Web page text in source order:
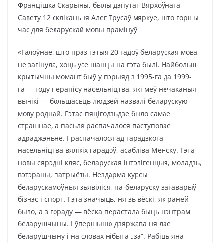
Францішка Скарыны, былы дэпутат Вярхоўнага
Савету 12 скліканьня Алег Трусаў мяркуе, што горшы
час для беларускай мовы прамінуў:
«Галоўнае, што праз гэтыя 20 гадоў беларуская мова
не загінула, хоць усе шанцы на гэта былі. Найбольш
крытычны момант быў у пэрыяд з 1995-га да 1999-
га — году перапісу насельніцтва, які меў нечаканыя
вынікі — большасьць людзей назвалі беларускую
мову роднай. Гэтае пяцігодзьдзе было самае
страшнае, а пасьля распачалося паступовае
адраджэньне. І распачалося ад гарадзкога
насельніцтва вялікіх гарадоў, асабліва Менску. Гэта
новы сярэдні кляс, беларуская інтэлігенцыя, моладзь,
вэтэраны, патрыёты. Нездарма курсы
беларускамоўныя зьявіліся, па-беларуску загаварыў
бізнэс і спорт. Гэта значыць, ня зь вёскі, як раней
было, а з гораду — вёска перастала быць цэнтрам
беларушчыны. І ўпершыню дзяржава ня лае
беларушчыну і на словах нібыта „за“. Рабіць яна